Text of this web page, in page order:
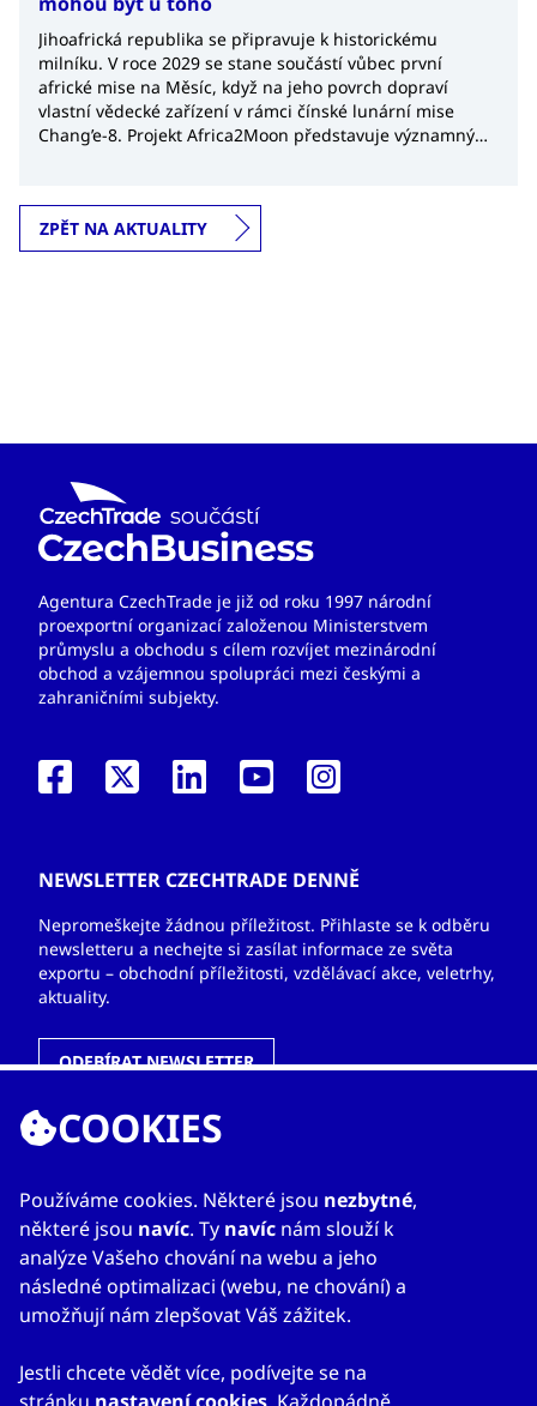
Jihoafrická republika se připravuje k historickému
milníku. V roce 2029 se stane součástí vůbec první
africké mise na Měsíc, když na jeho povrch dopraví
vlastní vědecké zařízení v rámci čínské lunární mise
Chang’e-8. Projekt Africa2Moon představuje významný
globálním kosmickém průmyslu.
ZPĚT NA AKTUALITY
Agentura CzechTrade je již od roku 1997 národní
proexportní organizací založenou Ministerstvem
průmyslu a obchodu s cílem rozvíjet mezinárodní
obchod a vzájemnou spolupráci mezi českými a
zahraničními subjekty.
NEWSLETTER CZECHTRADE DENNĚ
Nepromeškejte žádnou příležitost. Přihlaste se k odběru
newsletteru a nechejte si zasílat informace ze světa
exportu – obchodní příležitosti, vzdělávací akce, veletrhy,
aktuality.
ODEBÍRAT NEWSLETTER
ODKAZY
O nás
Zahraniční kanceláře
Služby
Kontakty
COOKIES
Používáme cookies. Některé jsou nezbytné,
některé jsou navíc. Ty navíc nám slouží k
analýze Vašeho chování na webu a jeho
následné optimalizaci (webu, ne chování) a
umožňují nám zlepšovat Váš zážitek.
Jestli chcete vědět více, podívejte se na